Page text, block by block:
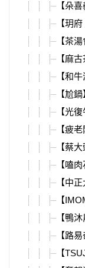
【朵
【玥
【茶
【麻
【和
【尬
【光
【疲
【蔡
【嗑
【中
【
【鴨
【路
【